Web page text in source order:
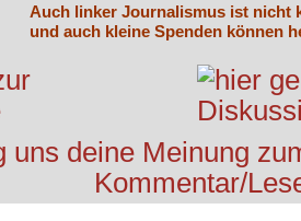
Auch linker Journalismus ist nicht
und auch kleine Spenden können